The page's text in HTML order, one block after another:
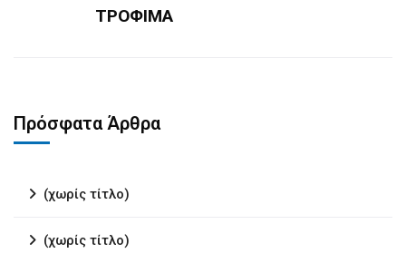
ΤΡΟΦΙΜΑ
Πρόσφατα Άρθρα
(χωρίς τίτλο)
(χωρίς τίτλο)